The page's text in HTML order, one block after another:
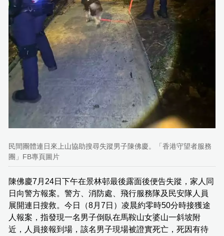
民間團體連日來上山協助搜尋失蹤男子陳佛慶。「香港守望者服務
團」FB專頁圖片
陳佛慶7月24日下午在景林邨最後露面後便告失蹤，家人同
日向警方報案。警方、消防處、飛行服務隊及民安隊人員
展開連日搜救。今日（8月7日）凌晨約零時50分時接獲途
人報案，指發現一名男子倒臥在馬鞍山女婆山一斜坡附
近，人員接報到場，該名男子現場被證實死亡，死因有待